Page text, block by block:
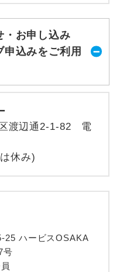
・お申し込み
申込みをご利用
渡辺通2-1-82 電
休み)
25 ハービスOSAKA
号